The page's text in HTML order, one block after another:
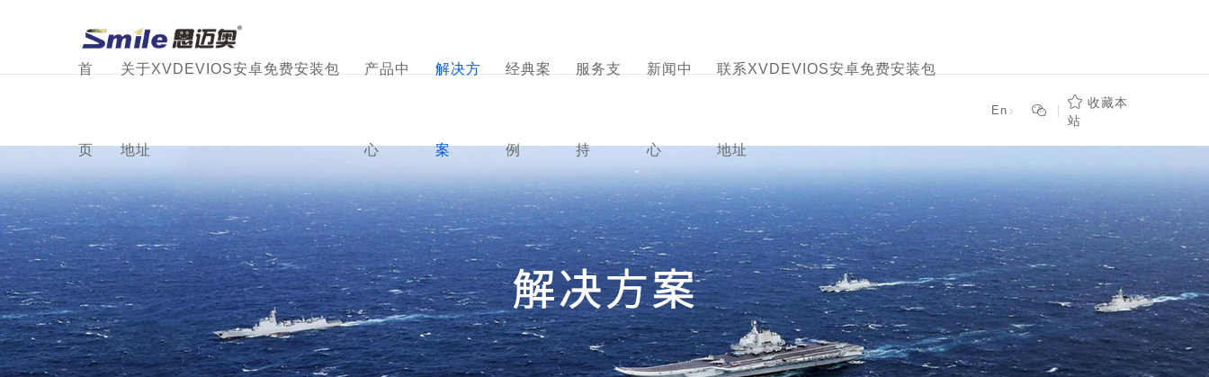
XVDEVIOS安卓免费安装包地址,XVDEVIOS安装包中文版,中国X站APP下
载,XVDEVIOS安装包旧版下载
首
页
关于XVDEVIOS安卓免费安装包
地址
产品中
心
解决方
案
经典案
例
服务支
持
新闻中
心
联系XVDEVIOS安卓免费安装包
地址
En    收藏本
站